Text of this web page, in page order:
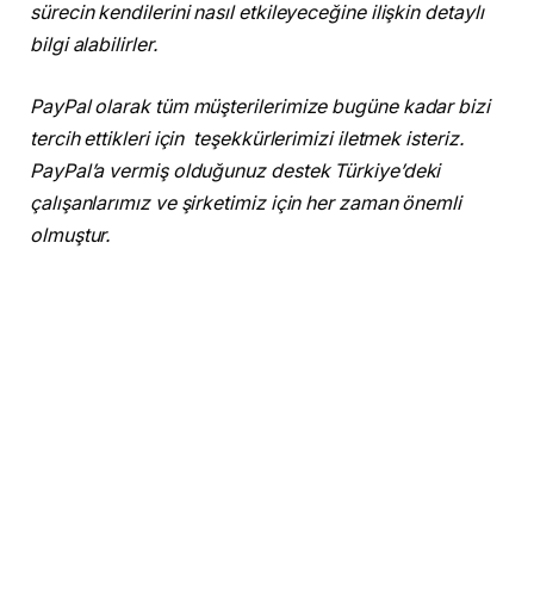
sürecin kendilerini nasıl etkileyeceğine ilişkin detaylı
bilgi alabilirler.
PayPal olarak tüm müşterilerimize bugüne kadar bizi
tercih ettikleri için teşekkürlerimizi iletmek isteriz.
PayPal’a vermiş olduğunuz destek Türkiye’deki
çalışanlarımız ve şirketimiz için her zaman önemli
olmuştur.